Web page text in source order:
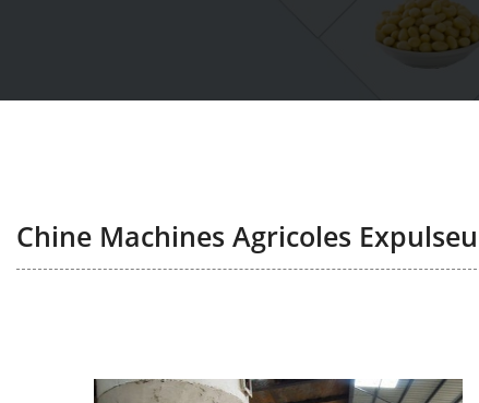
Chine Machines Agricoles